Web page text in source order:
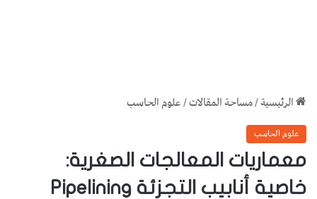
الرئيسية/مساحة المقالات/علوم الحاسب
علوم الحاسب
معماريات المعالجات الصغرية:
خاصية أنابيب التجزئة Pipelining